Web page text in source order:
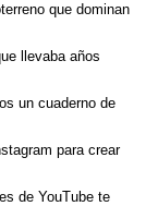
que dominan
llevaba años
un cuaderno de
para crear
de YouTube te